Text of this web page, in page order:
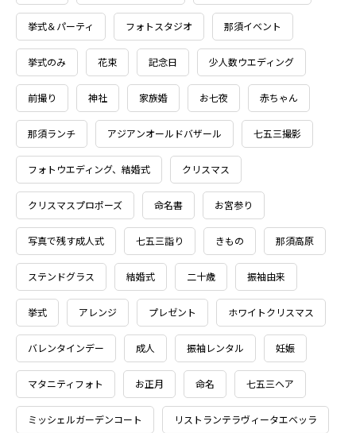
挙式＆パーティ フォトスタジオ 那須イベント
挙式のみ 花束 記念日 少人数ウエディング
前撮り 神社 家族婚 お七夜 赤ちゃん
那須ランチ アジアンオールドバザール 七五三撮影
フォトウエディング、結婚式 クリスマス
クリスマスプロポーズ 命名書 お宮参り
写真で残す成人式 七五三詣り きもの 那須高原
ステンドグラス 結婚式 二十歳 振袖由来
挙式 アレンジ プレゼント ホワイトクリスマス
バレンタインデー 成人 振袖レンタル 妊娠
マタニティフォト お正月 命名 七五三ヘア
ミッシェルガーデンコート リストランテラヴィータエベッラ